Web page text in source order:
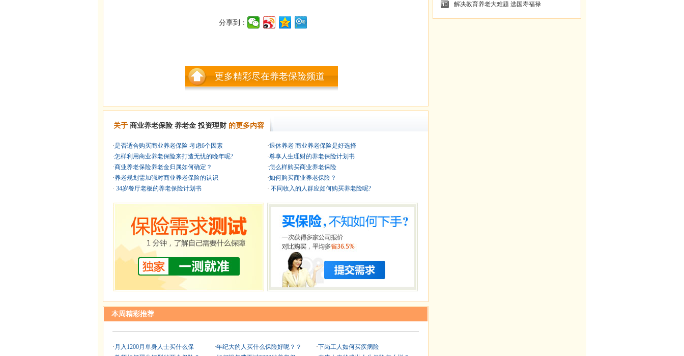
分享到：
更多精彩尽在养老保险频道
关于 商业养老保险 养老金 投资理财 的更多内容
·是否适合购买商业养老保险 考虑6个因素
·怎样利用商业养老保险来打造无忧的晚年呢?
·商业养老保险养老金归属如何确定？
·养老规划需加强对商业养老保险的认识
· 34岁餐厅老板的养老保险计划书
·退休养老 商业养老保险是好选择
·尊享人生理财的养老保险计划书
·怎么样购买商业养老保险
·如何购买商业养老保险？
· 不同收入的人群应如何购买养老险呢?
本周精彩推荐
· 月入1200月单身人士买什么保
·年纪大的人买什么保险好呢？？
·下岗工人如何买疾病险
解决教育养老大难题 选国寿福禄